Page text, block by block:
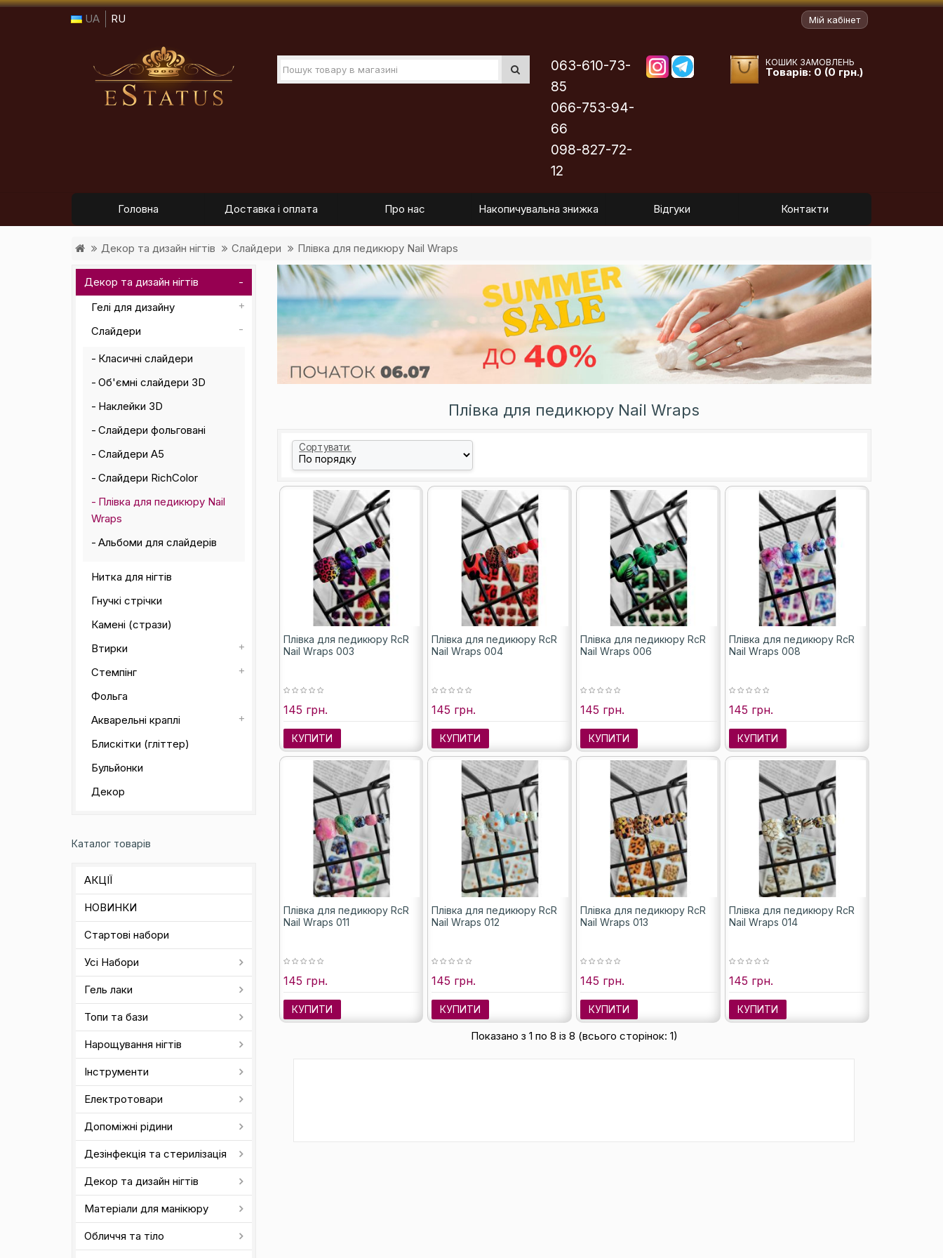
UA RU Мій кабінет
063-610-73-
85
066-753-94-
66
098-827-72-
12
КОШИК ЗАМОВЛЕНЬ
Товарів: 0 (0 грн.)
Головна Доставка і оплата Про нас Накопичувальна знижка Відгуки Контакти
Декор та дизайн нігтів Слайдери Плівка для педикюру Nail Wraps
Декор та дизайн нігтів
Гелі для дизайну
Слайдери
Класичні слайдери
Об'ємні слайдери 3D
Наклейки 3D
Слайдери фольговані
Слайдери А5
Слайдери RichColor
Плівка для педикюру Nail
Wraps
Альбоми для слайдерів
Нитка для нігтів
Гнучкі стрічки
Камені (стрази)
Втирки
Стемпінг
Фольга
Акварельні краплі
Блискітки (гліттер)
Бульйонки
Декор
Каталог товарів
АКЦІЇ
НОВИНКИ
Стартові набори
Усі Набори
Гель лаки
Топи та бази
Нарощування нігтів
Інструменти
Електротовари
Допоміжні рідини
Дезінфекція та стерилізація
Декор та дизайн нігтів
Матеріали для манікюру
Обличчя та тіло
Плівка для педикюру Nail Wraps
Сортувати:
Плівка для педикюру RcR
Nail Wraps 003
145 грн.
КУПИТИ
Плівка для педикюру RcR
Nail Wraps 004
145 грн.
КУПИТИ
Плівка для педикюру RcR
Nail Wraps 006
145 грн.
КУПИТИ
Плівка для педикюру RcR
Nail Wraps 008
145 грн.
КУПИТИ
Плівка для педикюру RcR
Nail Wraps 011
145 грн.
КУПИТИ
Плівка для педикюру RcR
Nail Wraps 012
145 грн.
КУПИТИ
Плівка для педикюру RcR
Nail Wraps 013
145 грн.
КУПИТИ
Плівка для педикюру RcR
Nail Wraps 014
145 грн.
КУПИТИ
Показано з 1 по 8 із 8 (всього сторінок: 1)